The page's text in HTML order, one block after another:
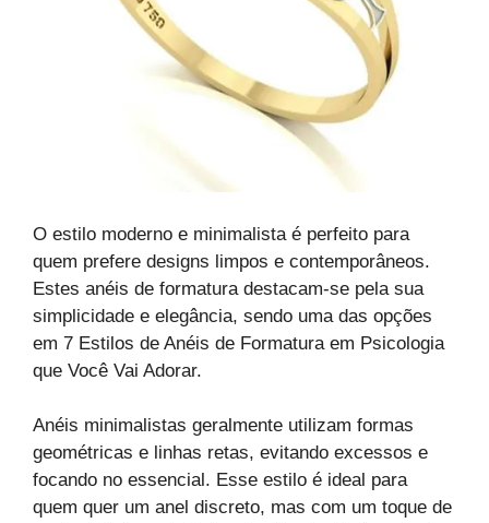
O estilo moderno e minimalista é perfeito para
quem prefere designs limpos e contemporâneos.
Estes anéis de formatura destacam-se pela sua
simplicidade e elegância, sendo uma das opções
em 7 Estilos de Anéis de Formatura em Psicologia
que Você Vai Adorar.
Anéis minimalistas geralmente utilizam formas
geométricas e linhas retas, evitando excessos e
focando no essencial. Esse estilo é ideal para
quem quer um anel discreto, mas com um toque de